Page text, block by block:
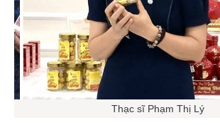
Thạc sĩ Phạm Thị Lý